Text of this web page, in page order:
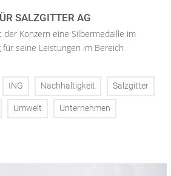
SALZGITTER AG
Konzern eine Silbermedaille im
für seine Leistungen im Bereich
ING Nachhaltigkeit Salzgitter
Umwelt Unternehmen